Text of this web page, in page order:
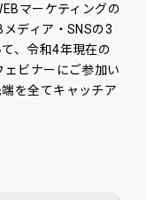
マーケティングの
ディア・SNSの3
、令和4年現在の
ビナーにご参加い
を全てキャッチア